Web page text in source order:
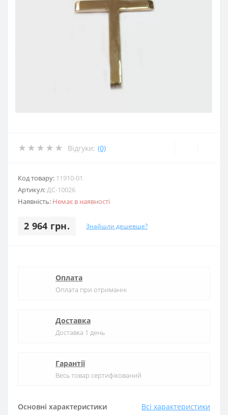
Відгуки: (0)
Код товару: 11910-01
Артикул:ДС-10026
Наявність: Немає в наявності
2 964 грн. Знайшли дешевше?
Основні характеристики Всі характеристики
Оплата
Оплата при отриманні
Доставка
Доставка 1 день
Гарантії
Весь товар сертифікований